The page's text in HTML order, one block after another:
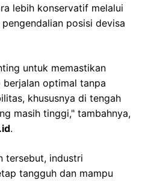
lebih konservatif melalui
posisi devisa
untuk memastikan
optimal tanpa
khususnya di tengah
masih tinggi," tambahnya,
.
tersebut, industri
tangguh dan mampu